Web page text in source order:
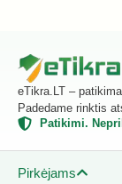
eTikra.LT –
Padedame rinktis
Patikimi.
Pirkėjams